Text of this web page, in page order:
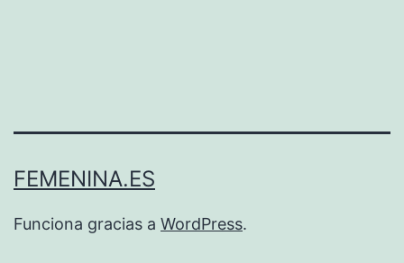
FEMENINA.ES
Funciona gracias a WordPress.